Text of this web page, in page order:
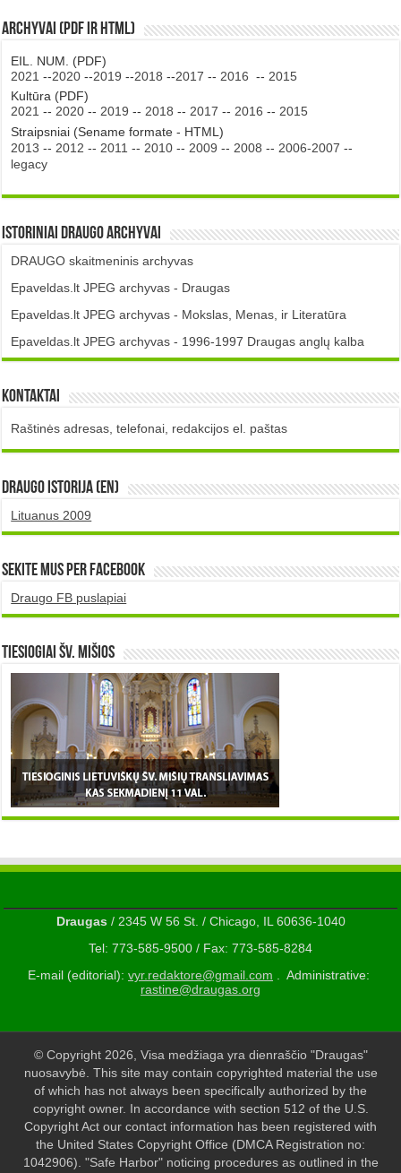
Archyvai (PDF ir HTML)
EIL. NUM. (PDF)
2021 --2020 --2019 --2018 --2017 --2016 --2015
Kultūra (PDF)
2021 --2020 --2019 --2018 --2017 --2016 --2015
Straipsniai (Sename formate - HTML)
2013 --2012 --2011 --2010 --2009 --2008 --2006-2007 --
legacy
Istoriniai DRAUGO Archyvai
DRAUGO skaitmeninis archyvas
Epaveldas.lt JPEG archyvas - Draugas
Epaveldas.lt JPEG archyvas - Mokslas, Menas, ir Literatūra
Epaveldas.lt JPEG archyvas - 1996-1997 Draugas anglų kalba
Kontaktai
Raštinės adresas, telefonai, redakcijos el. paštas
DRAUGO istorija (EN)
Lituanus 2009
Sekite mus per Facebook
Draugo FB puslapiai
TIESIOGIAI šv. MIŠIOS
Draugas/ 2345 W 56 St. / Chicago, IL 60636-1040
Tel: 773-585-9500 / Fax: 773-585-8284
E-mail (editorial): vyr.redaktore@gmail.com . Administrative:
rastine@draugas.org
© Copyright 2026, Visa medžiaga yra dienraščio "Draugas"
nuosavybė. This site may contain copyrighted material the use
of which has not always been specifically authorized by the
copyright owner. In accordance with section 512 of the U.S.
Copyright Act our contact information has been registered with
the United States Copyright Office (DMCA Registration no:
1042906). "Safe Harbor" noticing procedures as outlined in the